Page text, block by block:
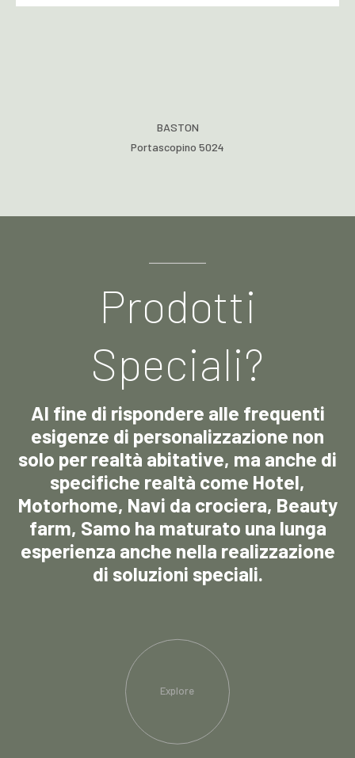
BASTON
Portascopino 5024
Prodotti
Speciali?
Al fine di rispondere alle frequenti
esigenze di personalizzazione non
solo per realtà abitative, ma anche di
specifiche realtà come Hotel,
Motorhome, Navi da crociera, Beauty
farm, Samo ha maturato una lunga
esperienza anche nella realizzazione
di soluzioni speciali.
Explore